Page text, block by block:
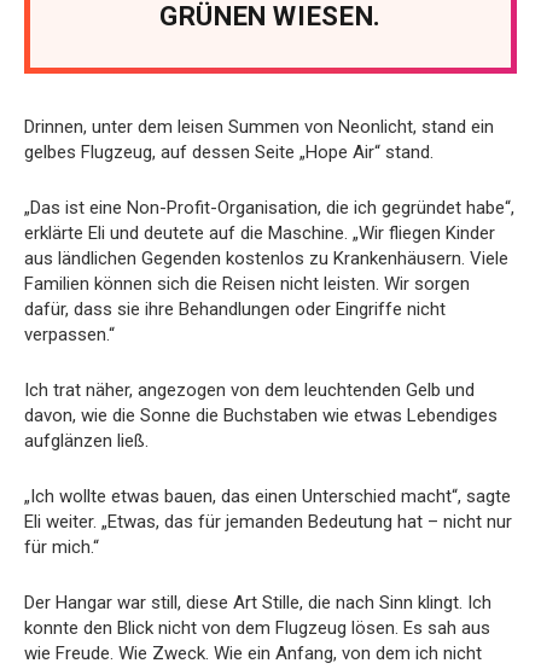
GRÜNEN WIESEN.
Drinnen, unter dem leisen Summen von Neonlicht, stand ein
gelbes Flugzeug, auf dessen Seite „Hope Air“ stand.
„Das ist eine Non-Profit-Organisation, die ich gegründet habe“,
erklärte Eli und deutete auf die Maschine. „Wir fliegen Kinder
aus ländlichen Gegenden kostenlos zu Krankenhäusern. Viele
Familien können sich die Reisen nicht leisten. Wir sorgen
dafür, dass sie ihre Behandlungen oder Eingriffe nicht
verpassen.“
Ich trat näher, angezogen von dem leuchtenden Gelb und
davon, wie die Sonne die Buchstaben wie etwas Lebendiges
aufglänzen ließ.
„Ich wollte etwas bauen, das einen Unterschied macht“, sagte
Eli weiter. „Etwas, das für jemanden Bedeutung hat – nicht nur
für mich.“
Der Hangar war still, diese Art Stille, die nach Sinn klingt. Ich
konnte den Blick nicht von dem Flugzeug lösen. Es sah aus
wie Freude. Wie Zweck. Wie ein Anfang, von dem ich nicht